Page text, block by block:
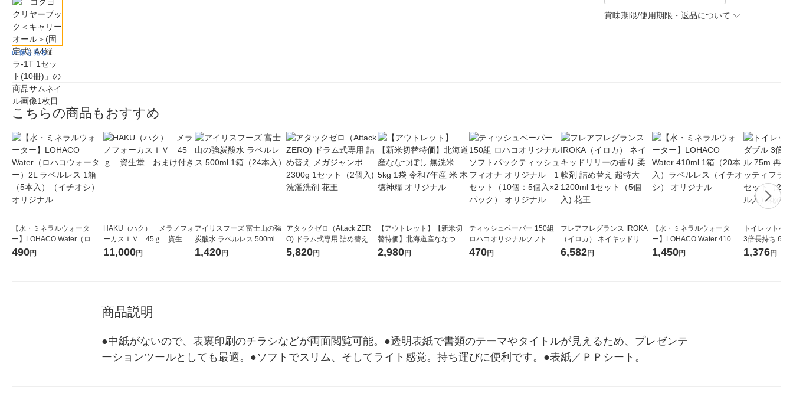
画像を見る
賞味期限/使用期限・返品について
こちらの商品もおすすめ
【水・ミネラルウォータ
ー】LOHACO Water（ロハ
コウォーター）2L ラベルレ
490円
HAKU（ハク） メラノフォ
ーカスＩＶ 45ｇ 資生
堂 おまけ付き
11,000円
アイリスフーズ 富士山の強
炭酸水 ラベルレス 500ml 1
箱（24本入）
1,420円
アタックゼロ（Attack ZER
O) ドラム式専用 詰め替え メ
ガジャンボ 2300g 1セット
5,820円
【アウトレット】【新米切
替特価】北海道産ななつぼ
し 無洗米 5kg 1袋 令和7年産
2,980円
ティッシュペーパー 150組
ロハコオリジナルソフトパ
ックティッシュ フィオナ オ
470円
フレアフレグランス IROKA
（イロカ） ネイキッドリリ
ーの香り 柔軟剤 詰め替え 超
6,582円
【水・ミネラルウォータ
ー】LOHACO Water 410ml
1箱（20本入）ラベルレス
1,450円
トイレットペ
3倍長持ち 6ロール
紙配合 スコッ
1,376円
商品説明
●中紙がないので、表裏印刷のチラシなどが両面閲覧可能。●透明表紙で書類のテーマやタイトルが見えるため、プレゼンテ
ーションツールとしても最適。●ソフトでスリム、そしてライト感覚。持ち運びに便利です。●表紙／ＰＰシート。